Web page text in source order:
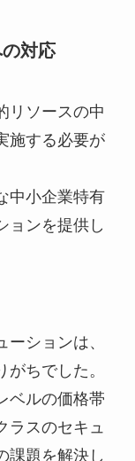
対応
リソースの中
施する必要が
中小企業特有
ョンを提供し
ションは、
ちでした。
ベルの価格帯
ラスのセキュ
課題を解決し